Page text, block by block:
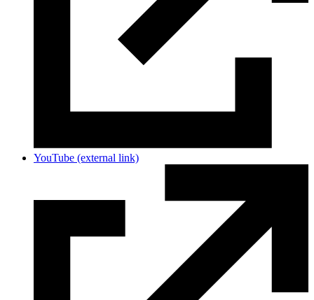
YouTube (external link)